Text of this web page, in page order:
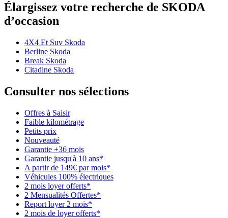
Élargissez votre recherche de SKODA
d’occasion
4X4 Et Suv Skoda
Berline Skoda
Break Skoda
Citadine Skoda
Consulter nos sélections
Offres à Saisir
Faible kilométrage
Petits prix
Nouveauté
Garantie +36 mois
Garantie jusqu'à 10 ans*
A partir de 149€ par mois*
Véhicules 100% électriques
2 mois loyer offerts*
2 Mensualités Offertes*
Report loyer 2 mois*
2 mois de loyer offerts*